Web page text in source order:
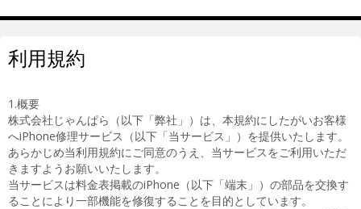
利用規約
1.概要
株式会社じゃんぱら（以下「弊社」）は、本規約にしたがいお客様
へiPhone修理サービス（以下「当サービス」）を提供いたします。
あらかじめ当利用規約にご同意のうえ、当サービスをご利用いただ
きますようお願いいたします。
当サービスは料金表掲載のiPhone（以下「端末」）の部品を交換す
ることにより一部機能を修復することを目的としています。